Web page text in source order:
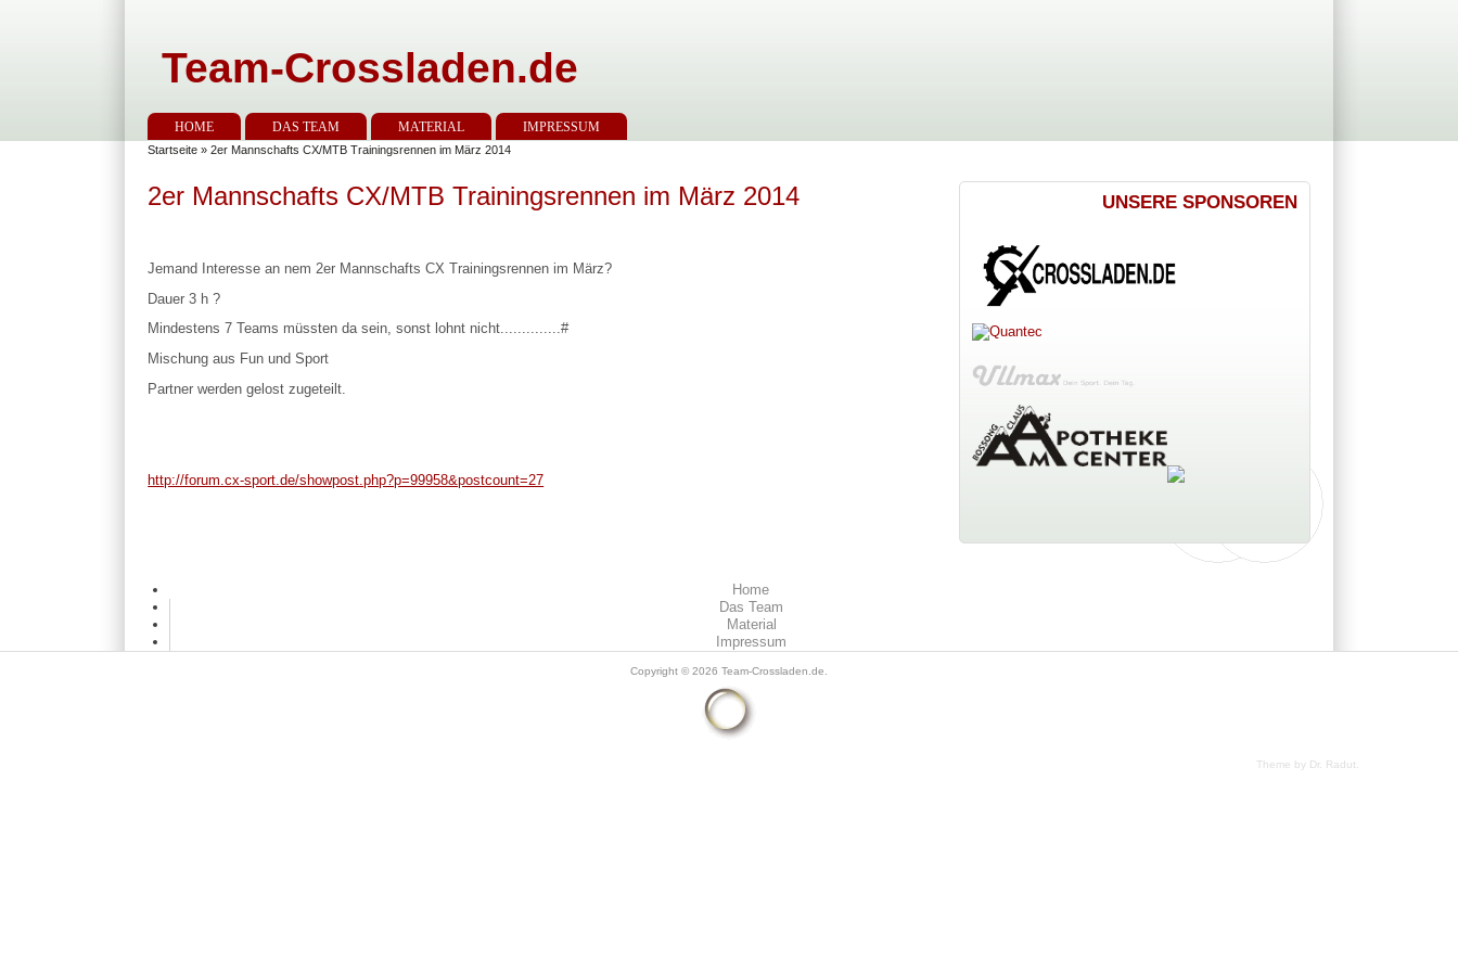
Team-Crossladen.de
HOME DAS TEAM MATERIAL IMPRESSUM
Startseite » 2er Mannschafts CX/MTB Trainingsrennen im März 2014
2er Mannschafts CX/MTB Trainingsrennen im März 2014
Jemand Interesse an nem 2er Mannschafts CX Trainingsrennen im März?
Dauer 3 h ?
Mindestens 7 Teams müssten da sein, sonst lohnt nicht..............#
Mischung aus Fun und Sport
Partner werden gelost zugeteilt.
http://forum.cx-sport.de/showpost.php?p=99958&postcount=27
UNSERE SPONSOREN
Home
Das Team
Material
Impressum
Copyright © 2026 Team-Crossladen.de
Theme by Dr. Radut